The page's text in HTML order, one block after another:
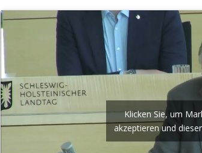
Klicken Sie, um
akzeptieren und